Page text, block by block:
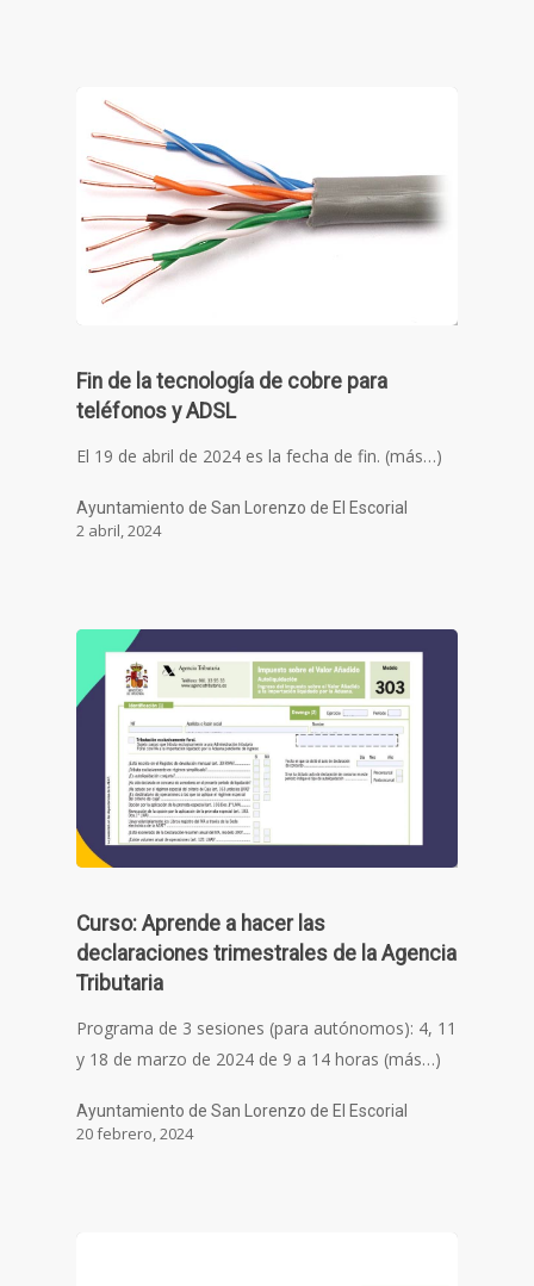
Fin de la tecnología de cobre para
teléfonos y ADSL
El 19 de abril de 2024 es la fecha de fin. (más…)
Ayuntamiento de San Lorenzo de El Escorial
2 abril, 2024
Curso: Aprende a hacer las
declaraciones trimestrales de la Agencia
Tributaria
Programa de 3 sesiones (para autónomos): 4, 11
y 18 de marzo de 2024 de 9 a 14 horas (más…)
Ayuntamiento de San Lorenzo de El Escorial
20 febrero, 2024